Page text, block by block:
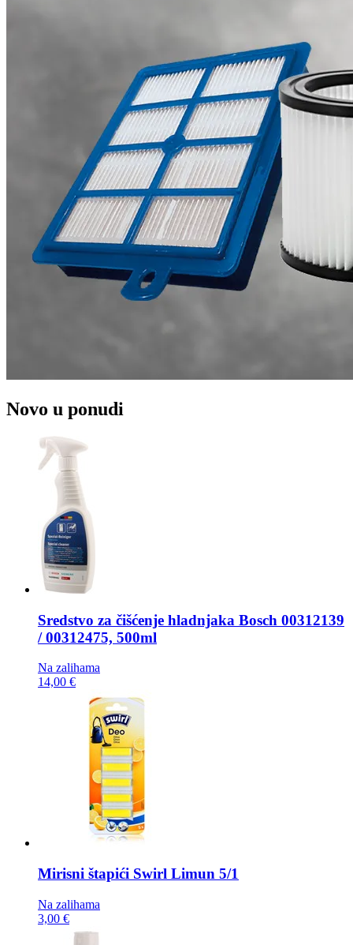
Novo u ponudi
Sredstvo za čišćenje hladnjaka Bosch 00312139
/ 00312475, 500ml
Na zalihama
14,00 €
Mirisni štapići Swirl Limun 5/1
Na zalihama
3,00 €